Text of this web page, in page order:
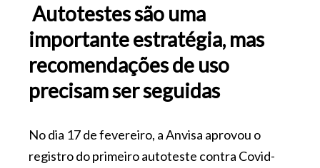
Autotestes são uma
importante estratégia, mas
recomendações de uso
precisam ser seguidas
No dia 17 de fevereiro, a Anvisa aprovou o
registro do primeiro autoteste contra Covid-